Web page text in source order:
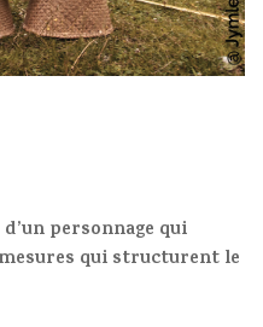
personnage qui
qui structurent le